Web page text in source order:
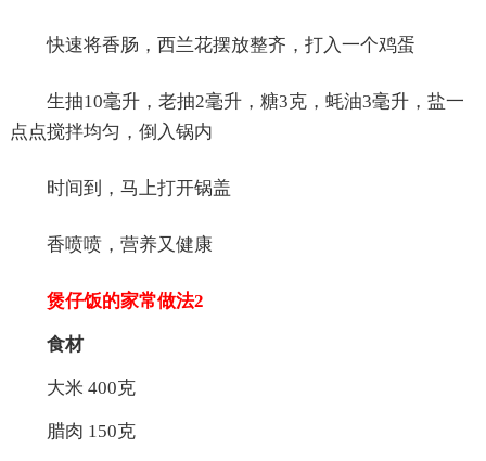
快速将香肠，西兰花摆放整齐，打入一个鸡蛋
生抽10毫升，老抽2毫升，糖3克，蚝油3毫升，盐一
点点搅拌均匀，倒入锅内
时间到，马上打开锅盖
香喷喷，营养又健康
煲仔饭的家常做法2
食材
大米 400克
腊肉 150克